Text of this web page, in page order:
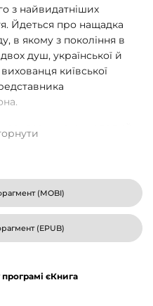
з найвидатніших
Йдеться про нащадка
в якому з покоління в
душ, української й
київської
неокласицизму молодий
захоплення «темними
парадизів,
Богом світі,
Бодлера, античність і
з радянським
(MOBI)
(EPUB)
єКнига